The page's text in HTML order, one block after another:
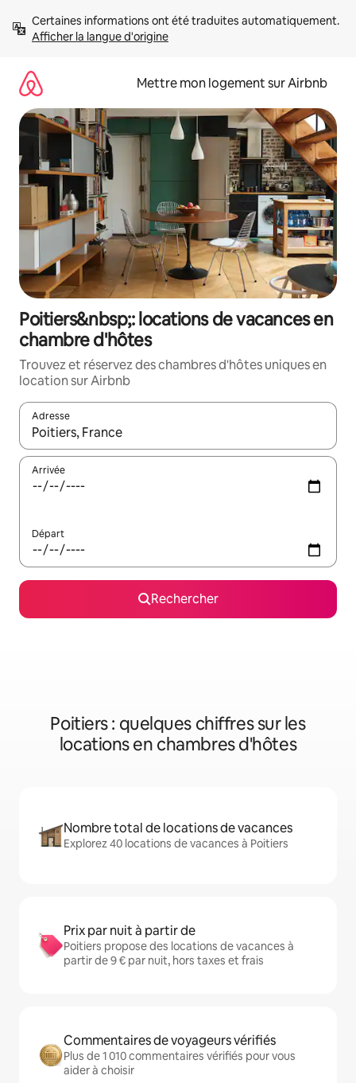
directement
Afficher la langue d'origine
Mettre mon logement sur Airbnb
Poitiers&nbsp;: locations de vacances en
chambre d'hôtes
Trouvez et réservez des chambres d'hôtes uniques en
location sur Airbnb
Adresse
Lorsque les résultats s'affichent, utilisez les flèches vers le
Arrivée
Départ
Rechercher
Poitiers : quelques chiffres sur les
locations en chambres d'hôtes
Nombre total de locations de vacances
Explorez 40 locations de vacances à Poitiers
Prix par nuit à partir de
Poitiers propose des locations de vacances à
partir de 9 € par nuit, hors taxes et frais
Commentaires de voyageurs vérifiés
Plus de 1 010 commentaires vérifiés pour vous
aider à choisir